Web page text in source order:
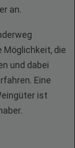
an.
Möglichkeit, die
und dabei
Eine
ist